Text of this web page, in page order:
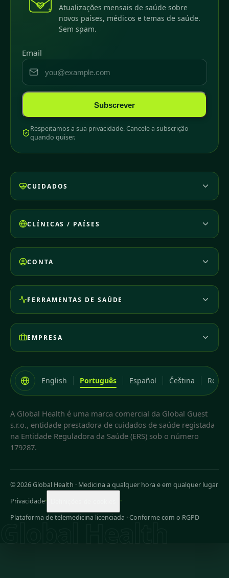
Atualizações mensais de saúde sobre
novos países, médicos e temas de saúde.
Sem spam.
Email
Subscrever
Respeitamos a sua privacidade. Cancele a subscrição
quando quiser.
CUIDADOS
CLÍNICAS / PAÍSES
CONTA
FERRAMENTAS DE SAÚDE
EMPRESA
English Português Español Čeština
A Global Health é uma marca comercial da Global Guest
s.r.o., entidade prestadora de cuidados de saúde registada
na Entidade Reguladora da Saúde (ERS) sob o número
179287.
© 2026 Global Health · Medicina a qualquer hora e em qualquer lugar
Privacidade·
·
Plataforma de telemedicina licenciada · Conforme com o RGPD